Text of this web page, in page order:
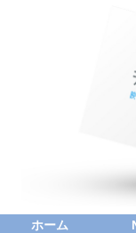
ホーム